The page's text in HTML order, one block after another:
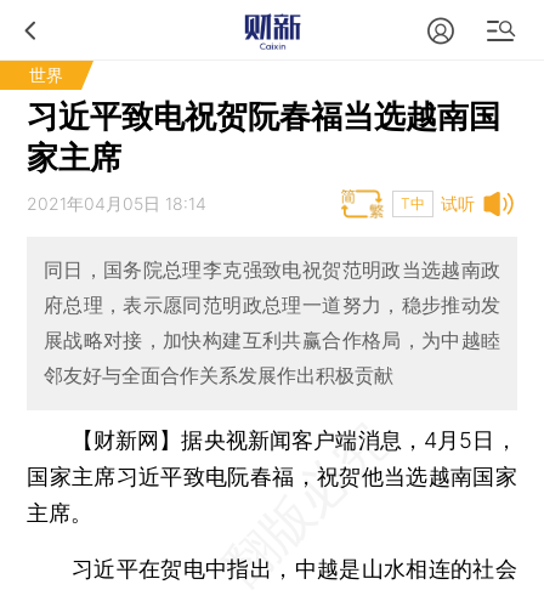
世界
习近平致电祝贺阮春福当选越南国
家主席
试听
2021年04月05日 18:14 T中
同日，国务院总理李克强致电祝贺范明政当选越南政
府总理，表示愿同范明政总理一道努力，稳步推动发
展战略对接，加快构建互利共赢合作格局，为中越睦
邻友好与全面合作关系发展作出积极贡献
【财新网】据央视新闻客户端消息，4月5日，
国家主席习近平致电阮春福，祝贺他当选越南国家
主席。
习近平在贺电中指出，中越是山水相连的社会